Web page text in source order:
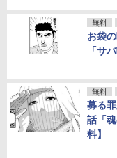
無料
お袋
「サ
無料
募る
話「
料】